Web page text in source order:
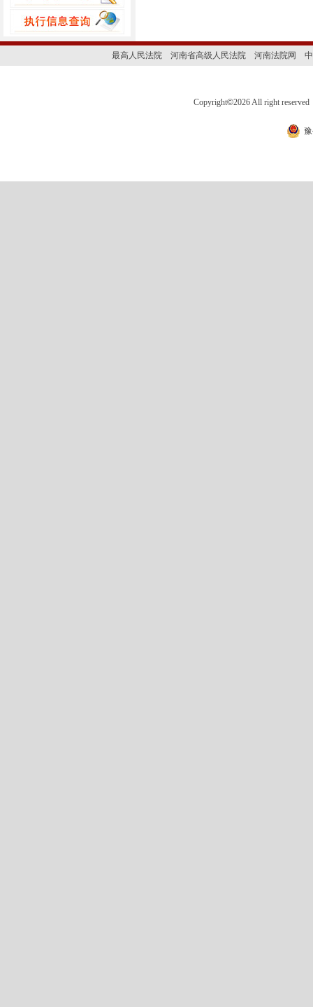
最高人民法院 河南省高级人民法院 河南法院网
Copyright©2026 All right